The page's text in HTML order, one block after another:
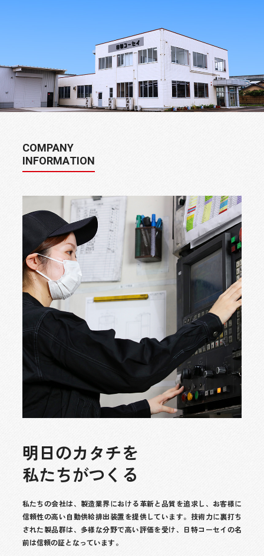
COMPANY
INFORMATION
明日のカ タチを
私たちがつ く る
私たちの会社は、製造業界における革新と品質を追求し、お客様に
信頼性の高い自動供給排出装置を提供しています。技術力に裏打ち
された製品群は、多様な分野で高い評価を受け、日特コーセイの名
前は信頼の証となっています。